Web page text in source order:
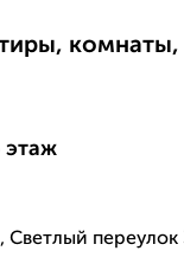
этаж
переулок